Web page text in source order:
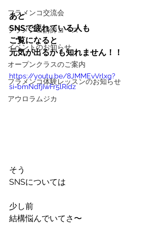
フラメンコ交流会
フラメンコ講師コース
イベントのお知らせ
オープンクラスのご案内
フラメンコ体験レッスンのお知らせ
アウロラムジカ
あと
SNSで疲れている人も
ご覧になると
元気が出るかも知れません！！
https://youtu.be/8JMMEvVrlxg?
si=bmNdfjIwFr5lRidz
そう
SNSについては
少し前
結構悩んでいてさ〜